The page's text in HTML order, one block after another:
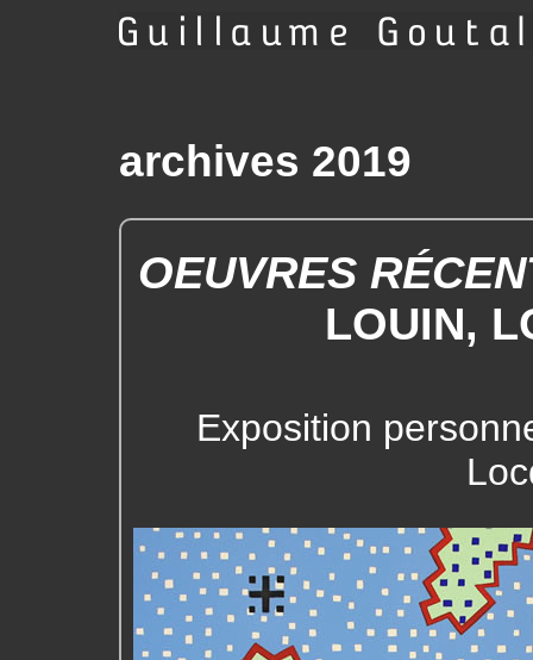
archives 2019
OEUVRES
LOUIN,
Exposition